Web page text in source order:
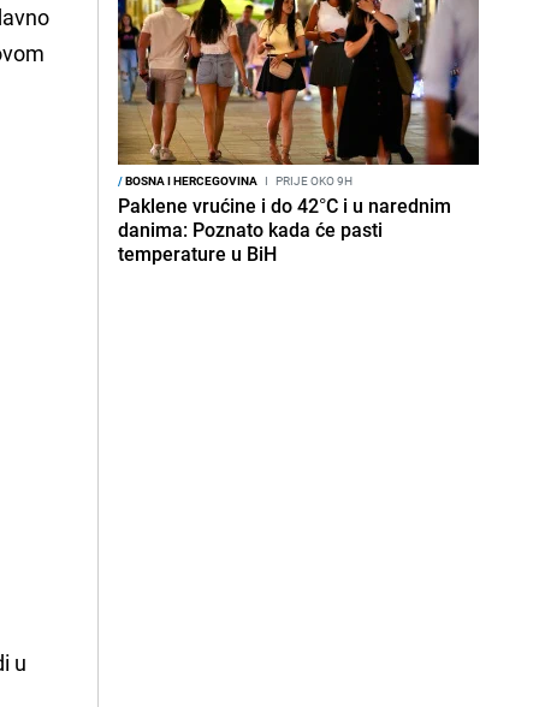
u
/BOSNA I HERCEGOVINA I PRIJE OKO 9H
Paklene vrućine i do 42°C i u narednim
danima: Poznato kada će pasti
temperature u BiH